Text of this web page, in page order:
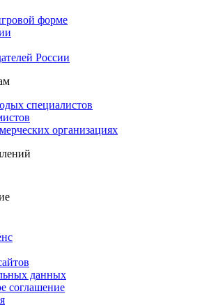
форме
России
специалистов
организациях
данных
соглашение